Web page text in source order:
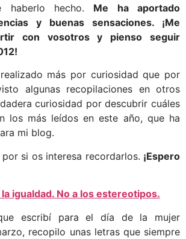
haberlo hecho. Me ha aportado
y buenas sensaciones. ¡Me
con vosotros y pienso seguir
más por curiosidad que por
algunas recopilaciones en otros
curiosidad por descubrir cuáles
los más leídos en este año, que ha
mi blog.
si os interesa recordarlos. ¡Espero
igualdad. No a los estereotipos.
escribí para el día de la mujer
recopilo unas letras que siempre